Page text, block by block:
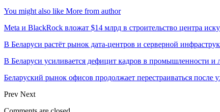
You might also like More from author
Meta и BlackRock вложат $14 млрд в строительство центра
В Беларуси растёт рынок дата-центров и серверной
В Беларуси усиливается дефицит кадров в промышленности и
Беларуский рынок офисов продолжает перестраиваться после
Prev Next